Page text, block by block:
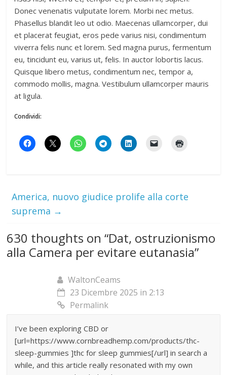
Donec venenatis vulputate lorem. Morbi nec metus.
Phasellus blandit leo ut odio. Maecenas ullamcorper, dui
et placerat feugiat, eros pede varius nisi, condimentum
viverra felis nunc et lorem. Sed magna purus, fermentum
eu, tincidunt eu, varius ut, felis. In auctor lobortis lacus.
Quisque libero metus, condimentum nec, tempor a,
commodo mollis, magna. Vestibulum ullamcorper mauris
at ligula.
Condividi:
America, nuovo giudice prolife alla corte
suprema →
630 thoughts on “Dat, ostruzionismo
alla Camera per evitare eutanasia”
WaltonCeams
23 Dicembre 2025 in 2:13
Permalink
I’ve been exploring CBD or
[url=https://www.cornbreadhemp.com/products/thc-
sleep-gummies ]thc for sleep gummies[/url] in search a
while, and this article really resonated with my own